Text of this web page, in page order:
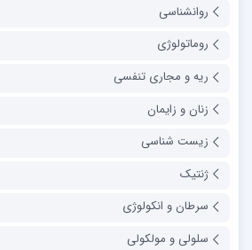
روانشناسی
روماتولوژی
ریه و مجاری تنفسی
زنان و زایمان
زیست شناسی
ژنتیک
سرطان و انکولوژی
سلولی و مولکولی